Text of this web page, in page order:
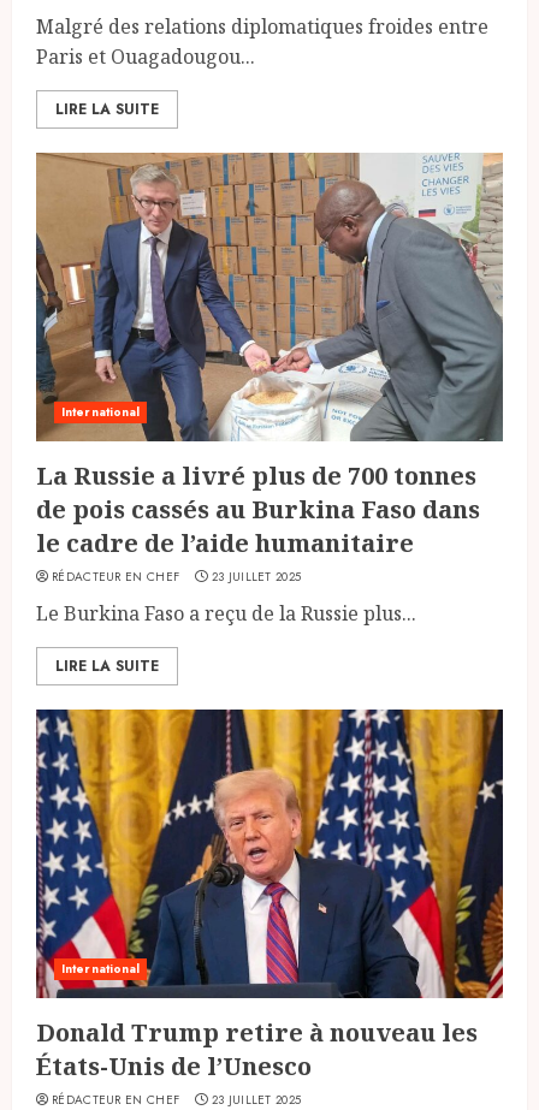
Malgré des relations diplomatiques froides entre
Paris et Ouagadougou...
LIRE LA SUITE
International
La Russie a livré plus de 700 tonnes
de pois cassés au Burkina Faso dans
le cadre de l’aide humanitaire
RÉDACTEUR EN CHEF 23 JUILLET 2025
Le Burkina Faso a reçu de la Russie plus...
LIRE LA SUITE
International
Donald Trump retire à nouveau les
États-Unis de l’Unesco
RÉDACTEUR EN CHEF 23 JUILLET 2025